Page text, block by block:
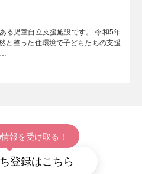
る児童自立支援施設です。 令和5年
と整った住環境で子どもたちの支援
報を受け取る！
登録はこちら